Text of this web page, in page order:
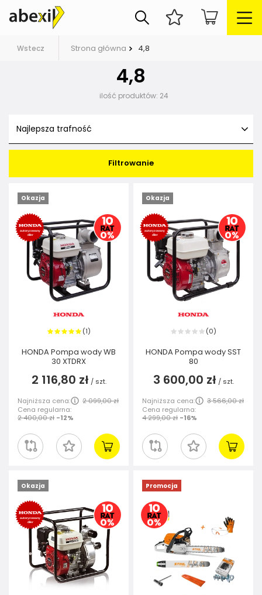
Wstecz Strona główna 4,8
4,8
ilość produktów: 24
Najlepsza trafność
Filtrowanie
Okazja
(1)
HONDA Pompa wody WB
30 XTDRX
2 116,80 zł / szt.
Najniższa cena:
2 099,00 zł
Cena regularna:
2 400,00 zł -12%
Okazja
(0)
HONDA Pompa wody SST
80
3 600,00 zł / szt.
Najniższa cena:
3 566,00 zł
Cena regularna:
4 299,00 zł -16%
Okazja Promocja